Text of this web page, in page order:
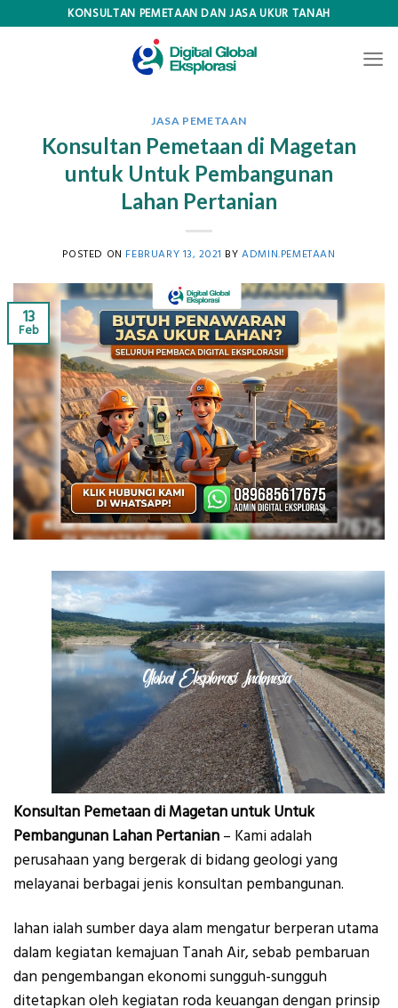
KONSULTAN PEMETAAN DAN JASA UKUR TANAH
JASA PEMETAAN
Konsultan Pemetaan di Magetan
untuk Untuk Pembangunan
Lahan Pertanian
POSTED ON FEBRUARY 13, 2021 BYADMIN.PEMETAAN
13
Feb
Konsultan Pemetaan di Magetan untuk Untuk
Pembangunan Lahan Pertanian – Kami adalah
perusahaan yang bergerak di bidang geologi yang
melayanai berbagai jenis konsultan pembangunan.
lahan ialah sumber daya alam mengatur berperan utama
dalam kegiatan kemajuan Tanah Air, sebab pembaruan
dan pengembangan ekonomi sungguh-sungguh
ditetapkan oleh kegiatan roda keuangan dengan prinsip